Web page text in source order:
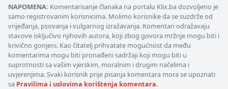
NAPOMENA: Komentarisanje članaka na portalu Klix.ba dozvoljeno je
samo registrovanim korisnicima. Molimo korisnike da se suzdrže od
vrijeđanja, psovanja i vulgarnog izražavanja. Komentari odražavaju
stavove isključivo njihovih autora, koji zbog govora mržnje mogu biti i
krivično gonjeni. Kao čitatelj prihvatate mogućnost da među
komentarima mogu biti pronađeni sadržaji koji mogu biti u
suprotnosti sa vašim vjerskim, moralnim i drugim načelima i
uvjerenjima. Svaki korisnik prije pisanja komentara mora se upoznati
sa Pravilima i uslovima korištenja komentara.